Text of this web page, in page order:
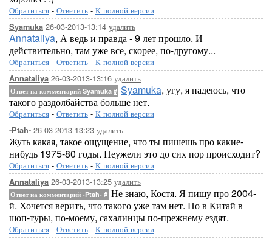
Обратиться - Ответить - К полной версии
Syamuka 26-03-2013-13:14 удалить
Annataliya, А ведь и правда - 9 лет прошло. И
действительно, там уже все, скорее, по-другому...
Обратиться - Ответить - К полной версии
Annataliya 26-03-2013-13:16 удалить
Ответ на комментарий Syamuka # Syamuka, угу, я надеюсь, что
такого раздолбайства больше нет.
Обратиться - Ответить - К полной версии
-Ptah- 26-03-2013-13:23 удалить
Жуть какая, такое ощущение, что ты пишешь про какие-
нибудь 1975-80 годы. Неужели это до сих пор происходит?
Обратиться - Ответить - К полной версии
Annataliya 26-03-2013-13:25 удалить
Ответ на комментарий -Ptah- # Не знаю, Костя. Я пишу про 2004-
й. Хочется верить, что такого уже там нет. Но в Китай в
шоп-туры, по-моему, сахалинцы по-прежнему ездят.
Обратиться - Ответить - К полной версии